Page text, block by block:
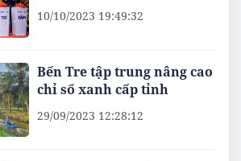
10/10/2023 19:49:32
Bến Tre tập trung nâng cao
chỉ số xanh cấp tỉnh
29/09/2023 12:28:12